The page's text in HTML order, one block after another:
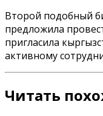
Второй подобный
предложила
пригласила
активному
Читать